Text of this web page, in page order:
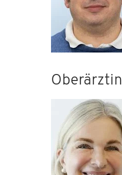
Oberärztin